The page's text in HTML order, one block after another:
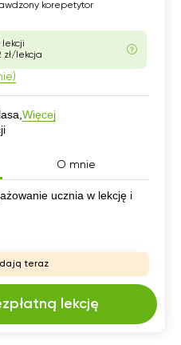
korepetytor
lekcji
zł/lekcja
Więcej
O mnie
ucznia w lekcję i
teraz
lekcję